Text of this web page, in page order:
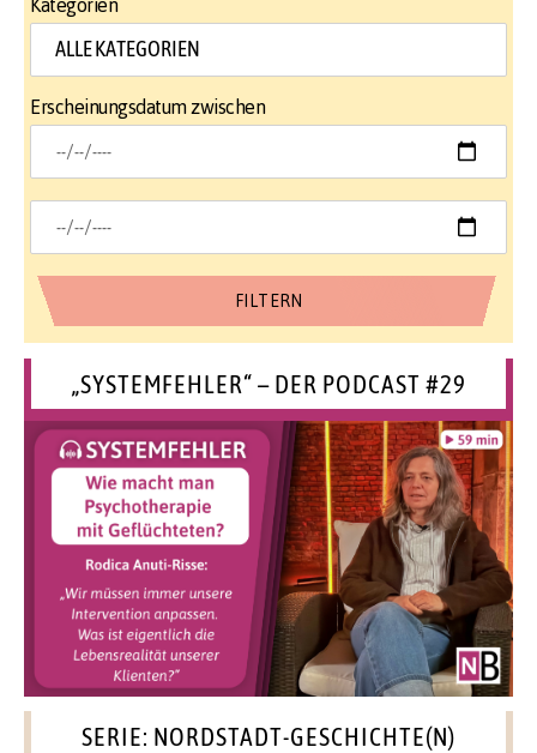
Kategorien
Erscheinungsdatum zwischen
„SYSTEMFEHLER“ – DER PODCAST #29
SERIE: NORDSTADT-GESCHICHTE(N)